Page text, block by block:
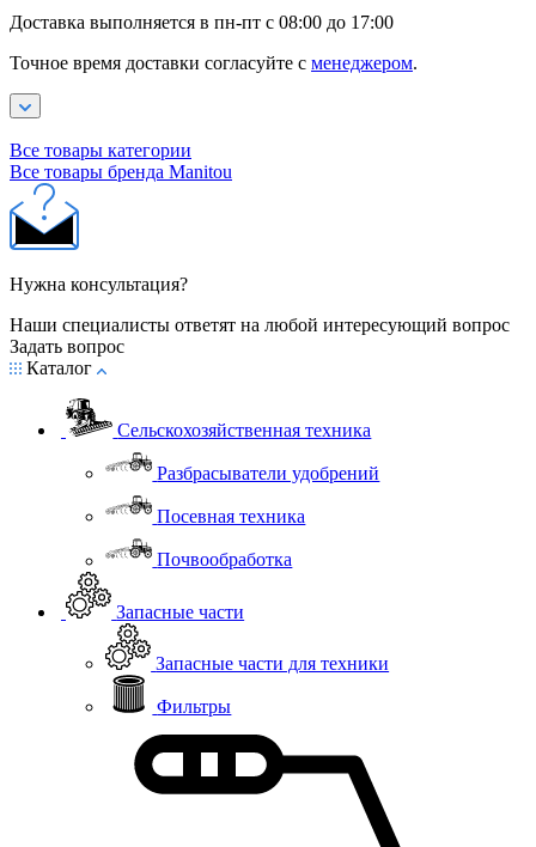
Доставка выполняется в пн-пт с 08:00 до 17:00
Точное время доставки согласуйте с менеджером.
Все товары категории
Все товары бренда Manitou
Нужна консультация?
Наши специалисты ответят на любой интересующий вопрос
Задать вопрос
Каталог
Сельскохозяйственная техника
Разбрасыватели удобрений
Посевная техника
Почвообработка
Запасные части
Запасные части для техники
Фильтры